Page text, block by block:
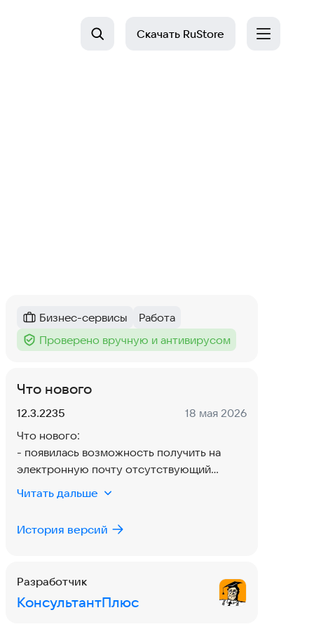
Скачать RuStore
Категория:
Бизнес-сервисы
Тег:
Работа
Тег :
Проверено вручную и антивирусом
Что нового
Версия:
12.3.2235 Дата:
18 мая 2026
Что нового:
- появилась возможность получить на
электронную почту отсутствующий
документ
- расширен объем информации
Читать дальше
История версий
Разработчик
КонсультантПлюс